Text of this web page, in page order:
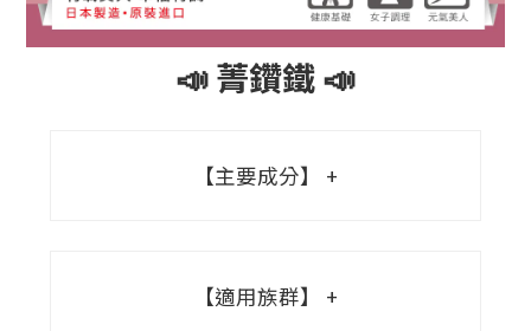
📣 菁鑽鐵 📣
【主要成分】
【適用族群】